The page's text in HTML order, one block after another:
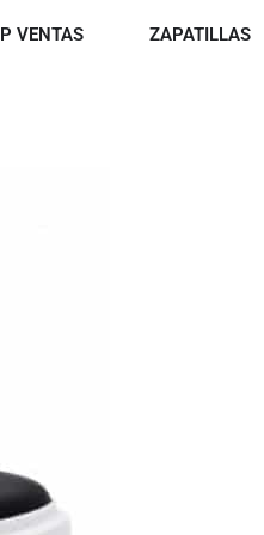
VENTAS OPEN TOP VENTAS
ZAPATILLAS